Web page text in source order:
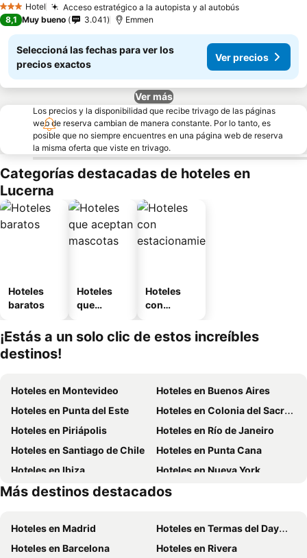
3 Estrellas
Hotel Acceso estratégico a la autopista y al autobús
8,1 Muy bueno 3.041 Emmen
Seleccioná las fechas para ver los
precios exactos
Ver precios
Ver más
Los precios y la disponibilidad que recibe trivago de las páginas
web de reserva cambian de manera constante. Por lo tanto, es
posible que no siempre encuentres en una página web de reserva
la misma oferta que viste en trivago.
Categorías destacadas de hoteles en
Lucerna
Hoteles
baratos
Hoteles
que
mascotas
Hoteles
con
miento
¡Estás a un solo clic de estos increíbles
destinos!
Hoteles en Montevideo
Hoteles en Buenos Aires
Hoteles en Punta del Este
Hoteles en Colonia del Sacramento
Hoteles en Piriápolis
Hoteles en Río de Janeiro
Hoteles en Santiago de Chile
Hoteles en Punta Cana
Hoteles en Ibiza
Hoteles en Nueva York
Hoteles en Isla de Miconos
Hoteles en Aruba
Más destinos destacados
Hoteles en Madrid
Hoteles en Termas del Dayman
Hoteles en Barcelona
Hoteles en Rivera